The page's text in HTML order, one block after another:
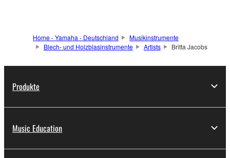
Home - Yamaha - Deutschland
Musikinstrumente
Blech- und Holzblasinstrumente
Artists Britta Jacobs
Produkte
Music Education